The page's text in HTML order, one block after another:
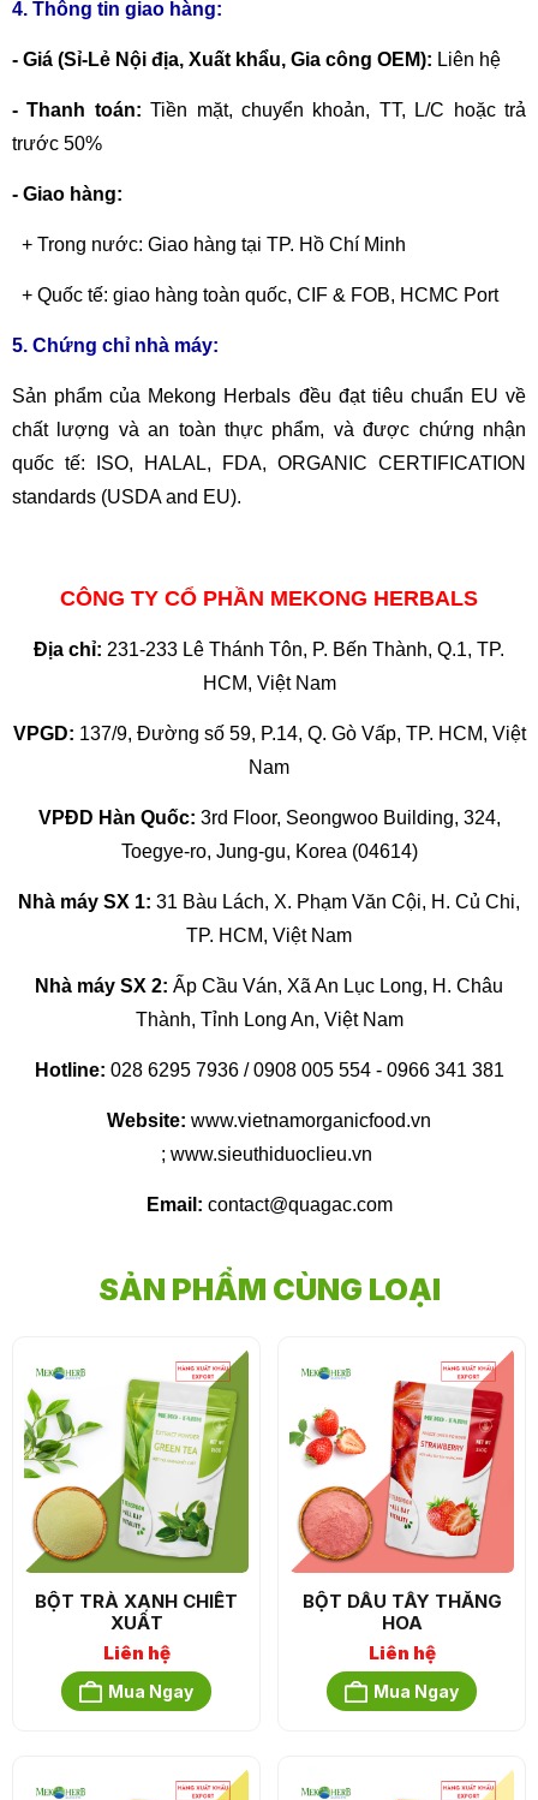
4. Thông tin giao hàng:
- Giá (Sỉ-Lẻ Nội địa, Xuất khẩu, Gia công OEM): Liên hệ
- Thanh toán:Tiền mặt, chuyển khoản, TT, L/C hoặc trả
trước 50%
- Giao hàng:
+ Trong nước: Giao hàng tại TP. Hồ Chí Minh
+ Quốc tế: giao hàng toàn quốc, CIF & FOB, HCMC Port
5. Chứng chỉ nhà máy:
Sản phẩm của Mekong Herbals đều đạt tiêu chuẩn EU về
chất lượng và an toàn thực phẩm, và được chứng nhận
quốc tế: ISO, HALAL, FDA, ORGANIC CERTIFICATION
standards (USDA and EU).
CÔNG TY CỔ PHẦN MEKONG HERBALS
Địa chỉ: 231-233 Lê Thánh Tôn, P. Bến Thành, Q.1, TP.
HCM, Việt Nam
VPGD: 137/9, Đường số 59, P.14, Q. Gò Vấp, TP. HCM, Việt
Nam
VPĐD Hàn Quốc: 3rd Floor, Seongwoo Building, 324,
Toegye-ro, Jung-gu, Korea (04614)
Nhà máy SX 1: 31 Bàu Lách, X. Phạm Văn Cội, H. Củ Chi,
TP. HCM, Việt Nam
Nhà máy SX 2: Ấp Cầu Ván, Xã An Lục Long, H. Châu
Thành, Tỉnh Long An, Việt Nam
Hotline: 028 6295 7936 / 0908 005 554 - 0966 341 381
Website: www.vietnamorganicfood.vn
; www.sieuthiduoclieu.vn
Email: contact@quagac.com
SẢN PHẨM CÙNG LOẠI
BỘT TRÀ XANH CHIẾT
XUẤT
Liên hệ
Mua Ngay
BỘT DÂU TÂY THĂNG
HOA
Liên hệ
Mua Ngay